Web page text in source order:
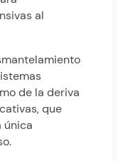
al
de la deriva
que
única